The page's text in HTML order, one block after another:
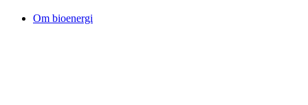
Om bioenergi